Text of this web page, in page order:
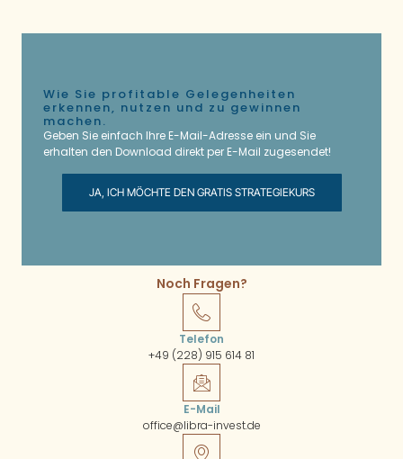
Wie Sie profitable Gelegenheiten
erkennen, nutzen und zu gewinnen
machen.
Geben Sie einfach Ihre E-Mail-Adresse ein und Sie
erhalten den Download direkt per E-Mail zugesendet!
JA, ICH MÖCHTE DEN GRATIS STRATEGIEKURS
Noch Fragen?
Telefon
+49 (228) 915 614 81
E-Mail
office@libra-invest.de